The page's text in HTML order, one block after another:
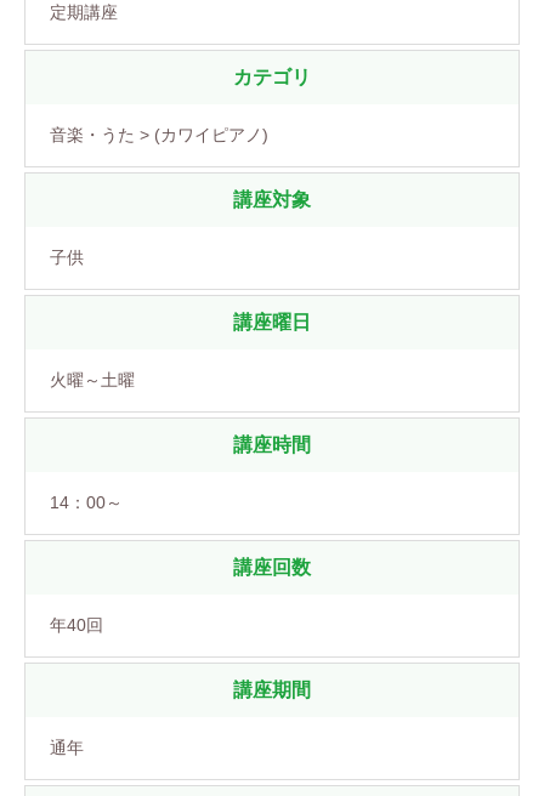
定期講座
カテゴリ
音楽・うた > (カワイピアノ)
講座対象
子供
講座曜日
火曜～土曜
講座時間
14：00～
講座回数
年40回
講座期間
通年